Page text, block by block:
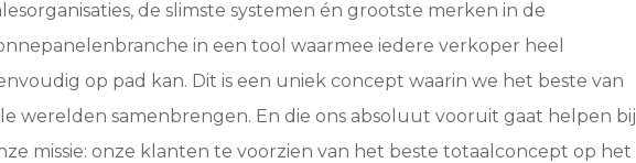
de slimste systemen én grootste merken in de
in een tool waarmee iedere verkoper heel
op pad kan. Dit is een uniek concept waarin we het beste van
werelden samenbrengen. En die ons absoluut vooruit gaat helpen bij
missie: onze klanten te voorzien van het beste totaalconcept op het